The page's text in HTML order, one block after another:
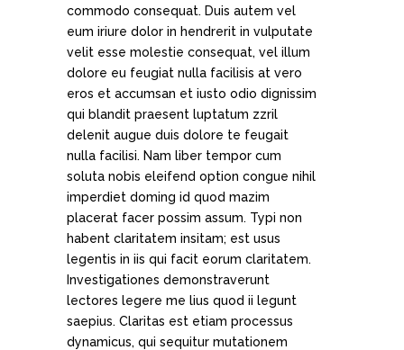
commodo consequat. Duis autem vel
eum iriure dolor in hendrerit in vulputate
velit esse molestie consequat, vel illum
dolore eu feugiat nulla facilisis at vero
eros et accumsan et iusto odio dignissim
qui blandit praesent luptatum zzril
delenit augue duis dolore te feugait
nulla facilisi. Nam liber tempor cum
soluta nobis eleifend option congue nihil
imperdiet doming id quod mazim
placerat facer possim assum. Typi non
habent claritatem insitam; est usus
legentis in iis qui facit eorum claritatem.
Investigationes demonstraverunt
lectores legere me lius quod ii legunt
saepius. Claritas est etiam processus
dynamicus, qui sequitur mutationem